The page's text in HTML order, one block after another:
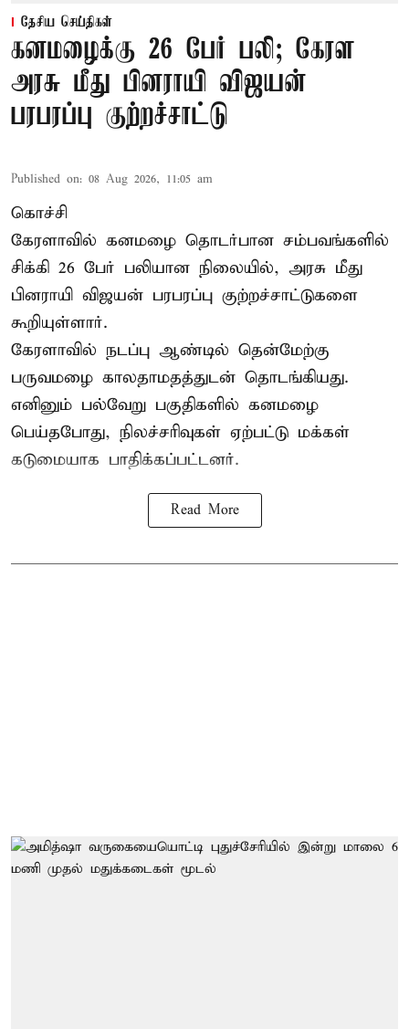
தேசிய செய்திகள்
கனமழைக்கு 26 பேர் பலி; கேரள
அரசு மீது பினராயி விஜயன்
பரபரப்பு குற்றச்சாட்டு
Published on: 08 Aug 2026, 11:05 am
கொச்சி
கேரளாவில் கனமழை தொடர்பான சம்பவங்களில்
சிக்கி 26 பேர் பலியான நிலையில், அரசு மீது
பினராயி விஜயன் பரபரப்பு குற்றச்சாட்டுகளை
கூறியுள்ளார்.
கேரளாவில் நடப்பு ஆண்டில் தென்மேற்கு
பருவமழை காலதாமதத்துடன் தொடங்கியது.
எனினும் பல்வேறு பகுதிகளில் கனமழை
பெய்தபோது, நிலச்சரிவுகள் ஏற்பட்டு மக்கள்
கடுமையாக பாதிக்கப்பட்டனர்.
Read More